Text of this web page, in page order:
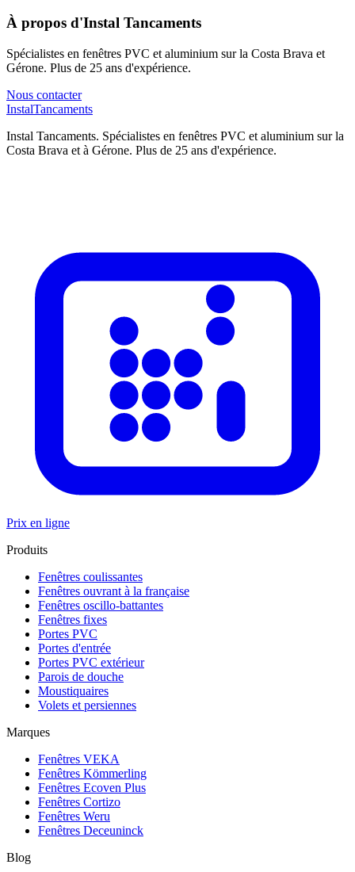
À propos d'Instal Tancaments
Spécialistes en fenêtres PVC et aluminium sur la Costa Brava et
Gérone. Plus de 25 ans d'expérience.
Nous contacter
InstalTancaments
Instal Tancaments. Spécialistes en fenêtres PVC et aluminium sur la
Costa Brava et à Gérone. Plus de 25 ans d'expérience.
Prix en ligne
Produits
Fenêtres coulissantes
Fenêtres ouvrant à la française
Fenêtres oscillo-battantes
Fenêtres fixes
Portes PVC
Portes d'entrée
Portes PVC extérieur
Parois de douche
Moustiquaires
Volets et persiennes
Marques
Fenêtres VEKA
Fenêtres Kömmerling
Fenêtres Ecoven Plus
Fenêtres Cortizo
Fenêtres Weru
Fenêtres Deceuninck
Blog